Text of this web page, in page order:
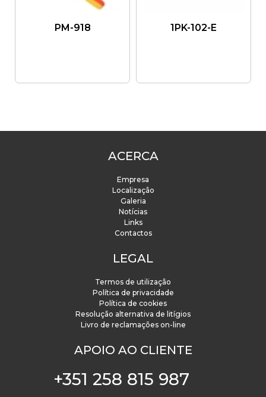
PM-918 1PK-102-E
ACERCA
Empresa
Localização
Galeria
Notícias
Links
Contactos
LEGAL
Termos de utilização
Política de privacidade
Política de cookies
Resolução alternativa de litígios
Livro de reclamações on-line
APOIO AO CLIENTE
+351 258 815 987